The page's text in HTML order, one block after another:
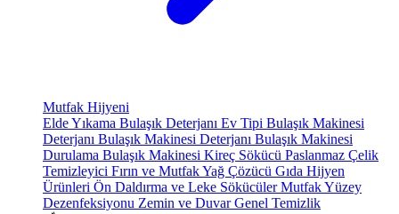
Mutfak Hijyeni
Elde Yıkama Bulaşık Deterjanı Ev Tipi Bulaşık Makinesi
Deterjanı Bulaşık Makinesi Deterjanı Bulaşık Makinesi
Durulama Bulaşık Makinesi Kireç Sökücü Paslanmaz Çelik
Temizleyici Fırın ve Mutfak Yağ Çözücü Gıda Hijyen
Ürünleri Ön Daldırma ve Leke SökücülerMutfak Yüzey
Dezenfeksiyonu Zemin ve Duvar Genel Temizlik